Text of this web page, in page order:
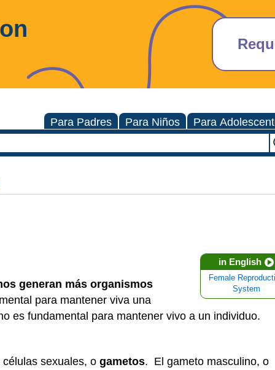
Para Padres Para Niños Para
in English
Female
System
generan más organismos
para mantener viva una
es fundamental para mantener vivo a un individuo.
sexuales, o gametos. El gameto masculino, o